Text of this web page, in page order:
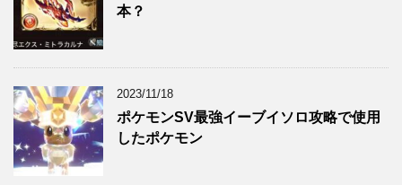
本？
2023/11/18
ポケモンSV最強イーブイソロ攻略で使用
したポケモン